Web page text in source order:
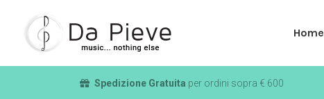
Home
Spedizione Gratuita per ordini sopra € 600